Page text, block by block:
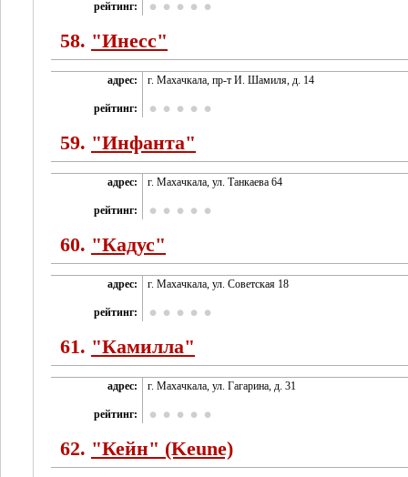
рейтинг:
58. "Инесс"
адрес: г. Махачкала, пр-т И. Шамиля, д. 14
рейтинг:
59. "Инфанта"
адрес: г. Махачкала, ул. Танкаева 64
рейтинг:
60. "Кадус"
адрес: г. Махачкала, ул. Советская 18
рейтинг:
61. "Камилла"
адрес: г. Махачкала, ул. Гагарина, д. 31
рейтинг:
62. "Кейн" (Keune)